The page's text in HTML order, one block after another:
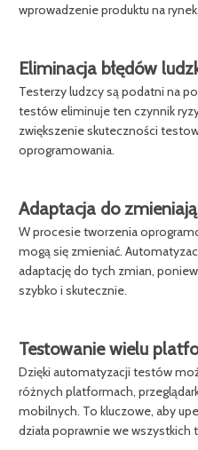
wprowadzenie produktu na rynek.
Eliminacja błędów
Testerzy ludzcy są podatni na
testów eliminuje ten czynnik
zwiększenie skuteczności
oprogramowania.
Adaptacja do
W procesie tworzenia
mogą się zmieniać.
adaptację do tych zmian,
szybko i skutecznie.
Testowanie wielu
Dzięki automatyzacji testów
różnych platformach,
mobilnych. To kluczowe, aby
działa poprawnie we wszystkich